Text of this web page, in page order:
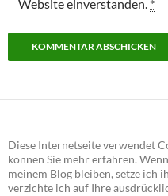
Website einverstanden. *
Diese Internetseite verwendet
können Sie mehr erfahren.
meinem Blog bleiben, setze ich
verzichte ich auf Ihre